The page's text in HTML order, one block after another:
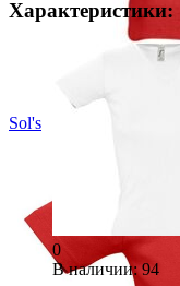
Sol's
Характеристики:
0
В наличии: 94